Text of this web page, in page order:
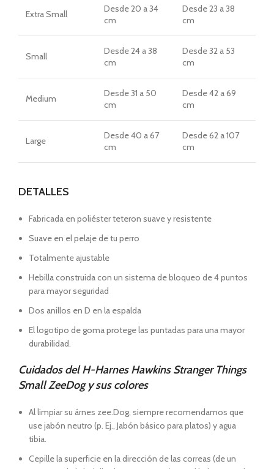
Extra Small Desde20 a 34
cm
Desde23 a 38
cm
Small Desde24 a 38
cm
Desde32 a 53
cm
Medium Desde31 a 50
cm
Desde42 a 69
cm
Large Desde40 a 67
cm
Desde62 a 107
cm
DETALLES
Fabricada en poliéster teteron suave y resistente
Suave en el pelaje de tu perro
Totalmente ajustable
Hebilla construida con un sistema de bloqueo de 4 puntos
para mayor seguridad
Dos anillos en D en la espalda
El logotipo de goma protege las puntadas para una mayor
durabilidad.
Cuidados del H-Harnes Hawkins Stranger Things
Small ZeeDog y sus colores
Al limpiar su árnes zee.Dog, siempre recomendamos que
use jabón neutro (p. Ej., Jabón básico para platos) y agua
tibia.
Cepille la superficie en la dirección de las correas (de un